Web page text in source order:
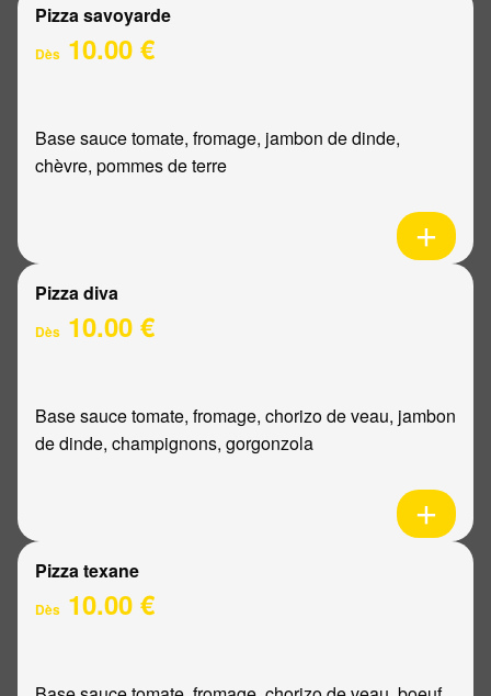
Pizza savoyarde
Dès 10.00 €
Base sauce tomate, fromage, jambon de dinde,
chèvre, pommes de terre
Pizza diva
Dès 10.00 €
Base sauce tomate, fromage, chorizo de veau, jambon
de dinde, champignons, gorgonzola
Pizza texane
Dès 10.00 €